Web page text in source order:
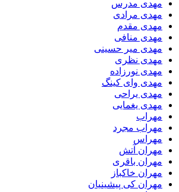
مهدی مدرس
مهدی مرادی
مهدی مقدم
مهدی منافی
مهدی میر حسینی
مهدی نظری
مهدی نورزاده
مهدی وای کینگ
مهدی یراحی
مهدی یغمایی
مهراب
مهراب مجرد
مهراس
مهران آتش
مهران باقری
مهران خاکباز
مهران کی پیشینیان